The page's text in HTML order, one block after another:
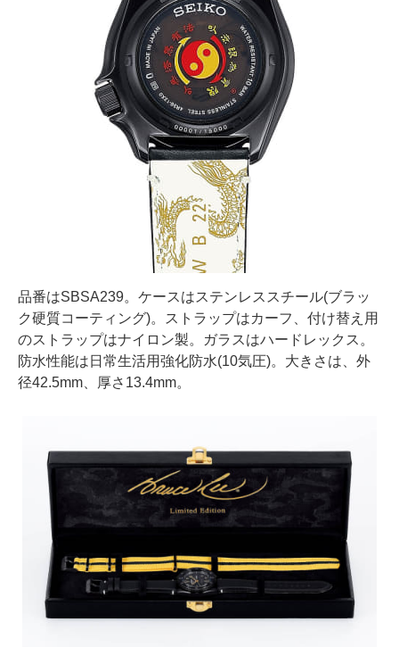
品番はSBSA239。ケースはステンレススチール(ブラッ
ク硬質コーティング)。ストラップはカーフ、付け替え用
のストラップはナイロン製。ガラスはハードレックス。
防水性能は日常生活用強化防水(10気圧)。大きさは、外
径42.5mm、厚さ13.4mm。